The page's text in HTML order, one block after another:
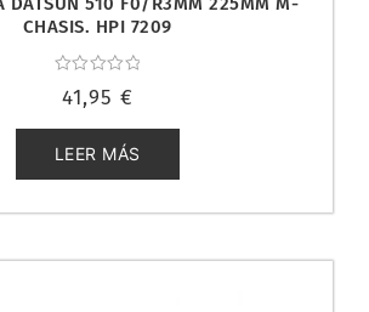
CHASIS. HPI 7209
con
de
5
41,95 €
LEER MÁS